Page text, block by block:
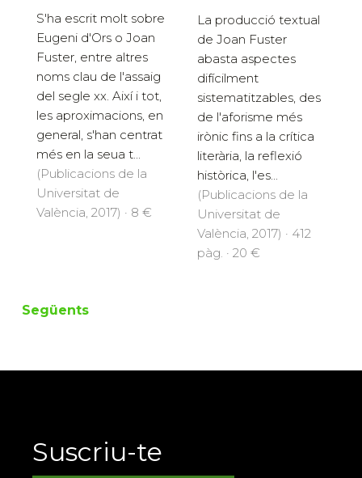
S'ha escrit molt sobre
Eugeni d'Ors o Joan
Fuster, entre altres
noms clau de l'assaig
del segle xx. Així i tot,
les aproximacions, en
general, s'han centrat
més en la seua t...
(Publicacions de la
Universitat de
València, 2017) · 8 €
La producció textual
de Joan Fuster
abasta aspectes
difícilment
sistematitzables, des
de l'aforisme més
irònic fins a la crítica
literària, la reflexió
històrica, l'es...
(Publicacions de la
Universitat de
València, 2017) · 412
pàg. · 20 €
Següents
Suscriu-te